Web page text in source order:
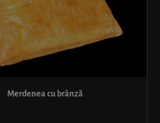
Merdenea cu brânză